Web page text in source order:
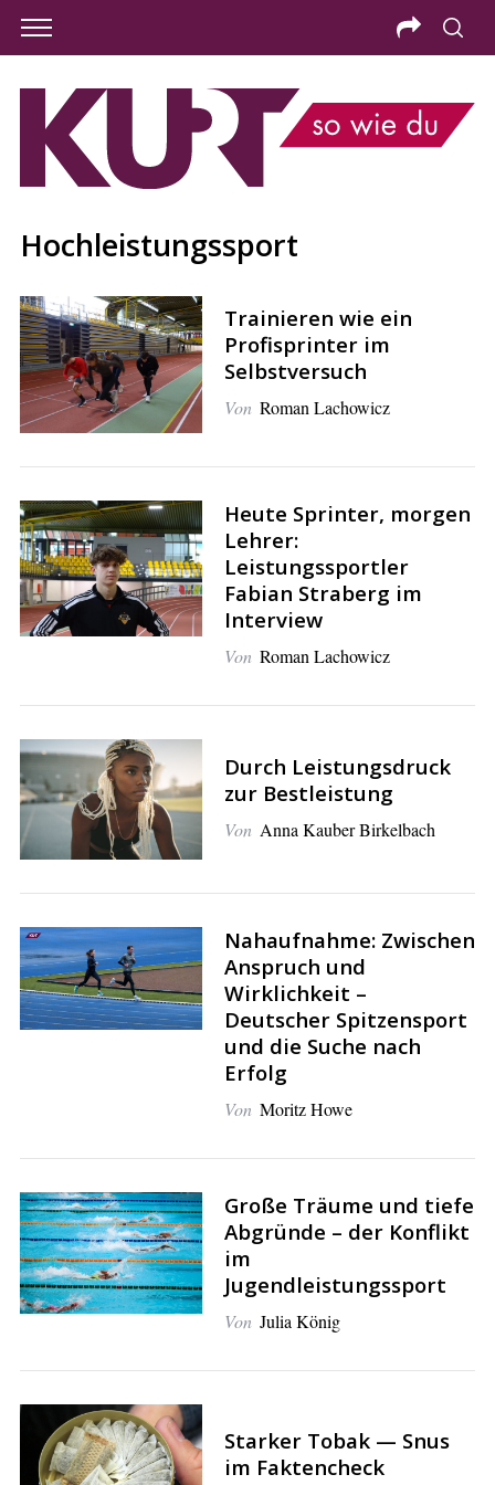
Hochleistungssport
Trainieren wie ein
Profisprinter im
Selbstversuch
Von Roman Lachowicz
Heute Sprinter, morgen
Lehrer:
Leistungssportler
Fabian Straberg im
Interview
Von Roman Lachowicz
Durch Leistungsdruck
zur Bestleistung
Von Anna Kauber Birkelbach
Nahaufnahme: Zwischen
Anspruch und
Wirklichkeit –
Deutscher Spitzensport
und die Suche nach
Erfolg
Von Moritz Howe
Große Träume und tiefe
Abgründe – der Konflikt
im
Jugendleistungssport
Von Julia König
Starker Tobak — Snus
im Faktencheck
S
e
c
h
f
o
r